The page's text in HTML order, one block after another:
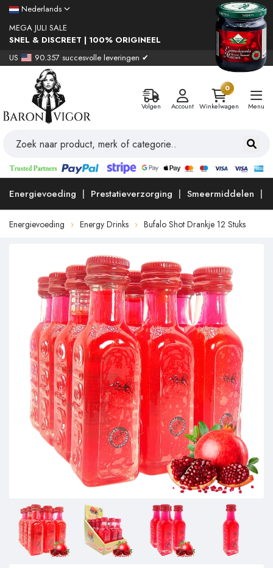
Nederlands
MEGA JULI SALE
SNEL & DISCREET | 100% ORIGINEEL
US
90.357 succesvolle leveringen ✔
Volgen Account
0
Winkelwagen
Menu
Energievoeding Prestatieverzorging Smeermiddelen
Energievoeding Energy Drinks Bufalo Shot Drankje 12 Stuks
6 mensen kochten in 24 uur!